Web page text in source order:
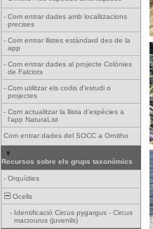
- Com entrar dades amb localitzacions
precises
- Com entrar llistes estàndard des de la
app
- Com entrar dades al projecte Colònies
de Falciots
- Com utilitzar els codis d'estudi o
projectes
- Com actualitzar la llista d'espècies a
l'app NaturaList
Com entrar dades del SOCC a Ornitho
Recursos sobre els grups taxonòmics
- Orquídies
Ocells
- Identificació Circus pygargus - Circus
macrourus (juvenils)